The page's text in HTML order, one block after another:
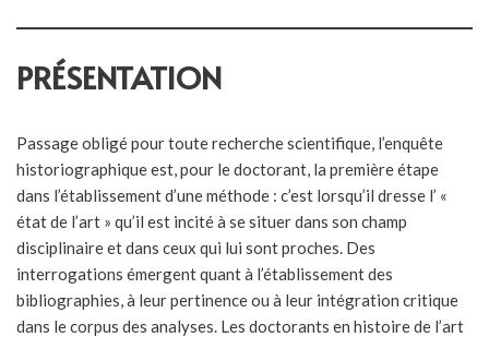
PRÉSENTATION
Passage obligé pour toute recherche scientifique, l’enquête
historiographique est, pour le doctorant, la première étape
dans l’établissement d’une méthode : c’est lorsqu’il dresse l’ «
état de l’art » qu’il est incité à se situer dans son champ
disciplinaire et dans ceux qui lui sont proches. Des
interrogations émergent quant à l’établissement des
bibliographies, à leur pertinence ou à leur intégration critique
dans le corpus des analyses. Les doctorants en histoire de l’art